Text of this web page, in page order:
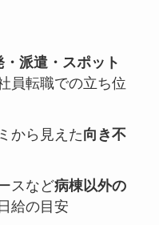
・派遣・スポット
員転職での立ち位
から見えた向き不
スなど病棟以外の
給の目安